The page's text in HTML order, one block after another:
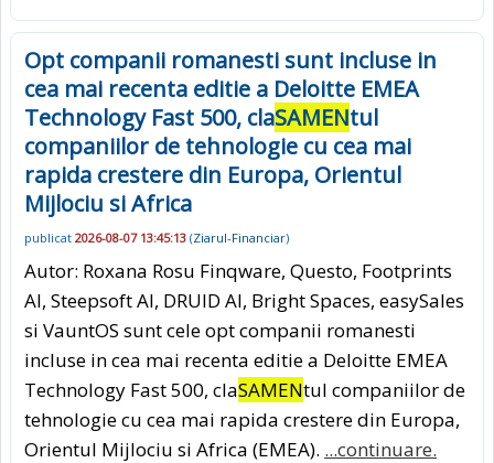
Opt companii romanesti sunt incluse in
cea mai recenta editie a Deloitte EMEA
Technology Fast 500, claSAMENtul
companiilor de tehnologie cu cea mai
rapida crestere din Europa, Orientul
Mijlociu si Africa
publicat 2026-08-07 13:45:13 (Ziarul-Financiar)
Autor: Roxana Rosu Finqware, Questo, Footprints
AI, Steepsoft AI, DRUID AI, Bright Spaces, easySales
si VauntOS sunt cele opt companii romanesti
incluse in cea mai recenta editie a Deloitte EMEA
Technology Fast 500, claSAMENtul companiilor de
tehnologie cu cea mai rapida crestere din Europa,
Orientul Mijlociu si Africa (EMEA). ...continuare.